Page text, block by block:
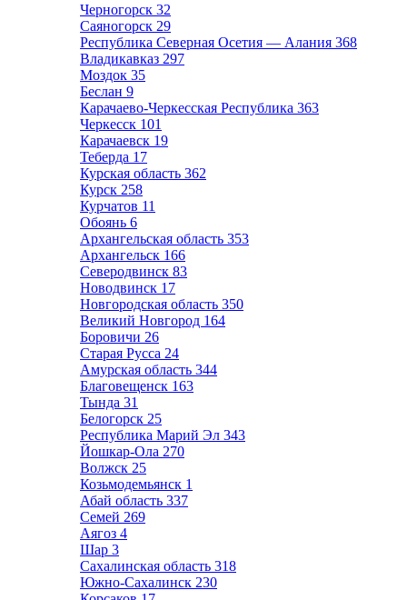
Черногорск 32
Саяногорск 29
Республика Северная Осетия — Алания 368
Владикавказ 297
Моздок 35
Беслан 9
Карачаево-Черкесская Республика 363
Черкесск 101
Карачаевск 19
Теберда 17
Курская область 362
Курск 258
Курчатов 11
Обоянь 6
Архангельская область 353
Архангельск 166
Северодвинск 83
Новодвинск 17
Новгородская область 350
Великий Новгород 164
Боровичи 26
Старая Русса 24
Амурская область 344
Благовещенск 163
Тында 31
Белогорск 25
Республика Марий Эл 343
Йошкар-Ола 270
Волжск 25
Козьмодемьянск 1
Абай область 337
Семей 269
Аягоз 4
Шар 3
Сахалинская область 318
Южно-Сахалинск 230